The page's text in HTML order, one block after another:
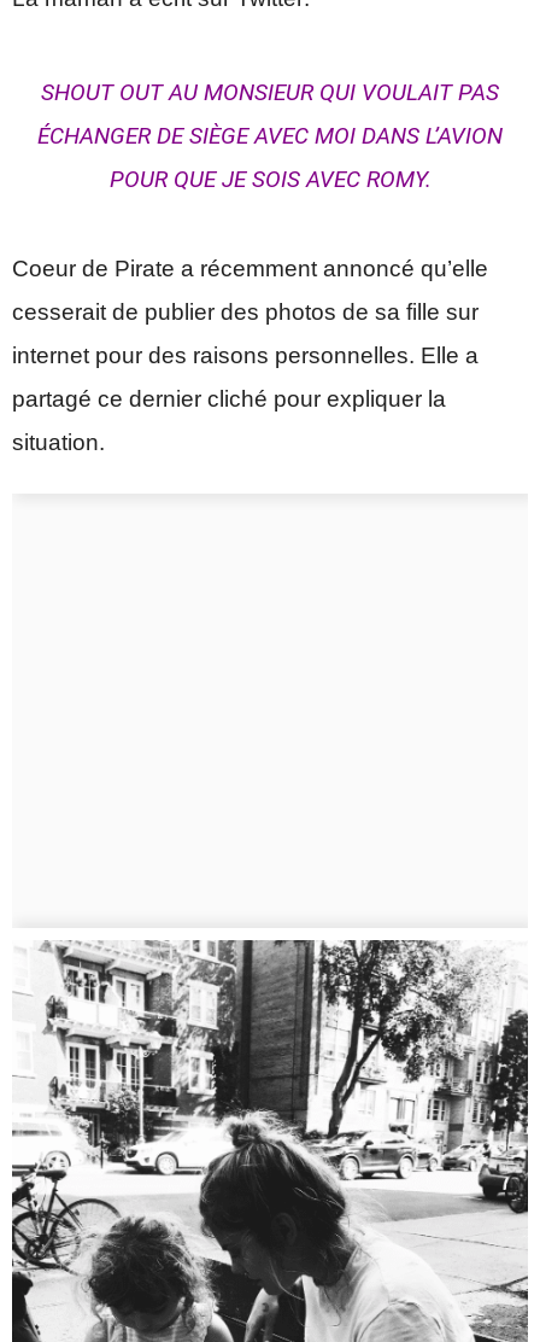
SHOUT OUT AU MONSIEUR QUI VOULAIT PAS
ÉCHANGER DE SIÈGE AVEC MOI DANS L’AVION
POUR QUE JE SOIS AVEC ROMY.
Coeur de Pirate a récemment annoncé qu’elle
cesserait de publier des photos de sa fille sur
internet pour des raisons personnelles. Elle a
partagé ce dernier cliché pour expliquer la
situation.